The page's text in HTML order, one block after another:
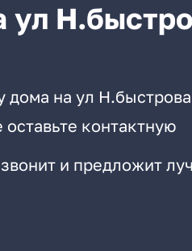
ул
дома на ул Н.быстрова
контактную
и предложит